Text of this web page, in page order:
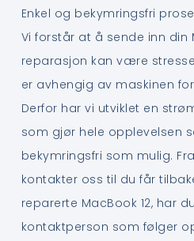
Enkel og bekymringsfri
Vi forstår at å sende inn din
reparasjon kan være
er avhengig av maskinen
Derfor har vi utviklet en
som gjør hele opplevelsen
bekymringsfri som mulig.
kontakter oss til du får
reparerte MacBook 12, har
kontaktperson som følger